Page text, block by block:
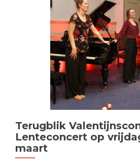
vrijdagavond
Terugblik
Lenteconcert op
maart